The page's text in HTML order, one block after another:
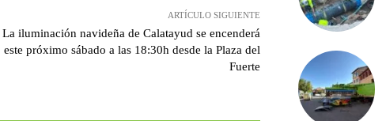
ARTÍCULO SIGUIENTE
La iluminación navideña de Calatayud se encenderá
este próximo sábado a las 18:30h desde la Plaza del
Fuerte